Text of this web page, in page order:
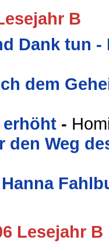
B
Dank tun
dem
-
den Weg
Lesejahr B